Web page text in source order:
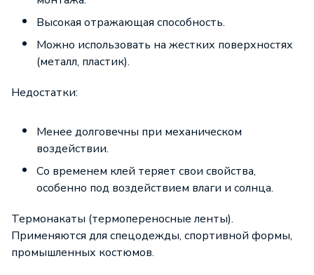
Высокая отражающая способность.
Можно использовать на жестких поверхностях
(металл, пластик).
Недостатки:
Менее долговечны при механическом
воздействии.
Со временем клей теряет свои свойства,
особенно под воздействием влаги и солнца.
Термонакаты (термопереносные ленты).
Применяются для спецодежды, спортивной формы,
промышленных костюмов.